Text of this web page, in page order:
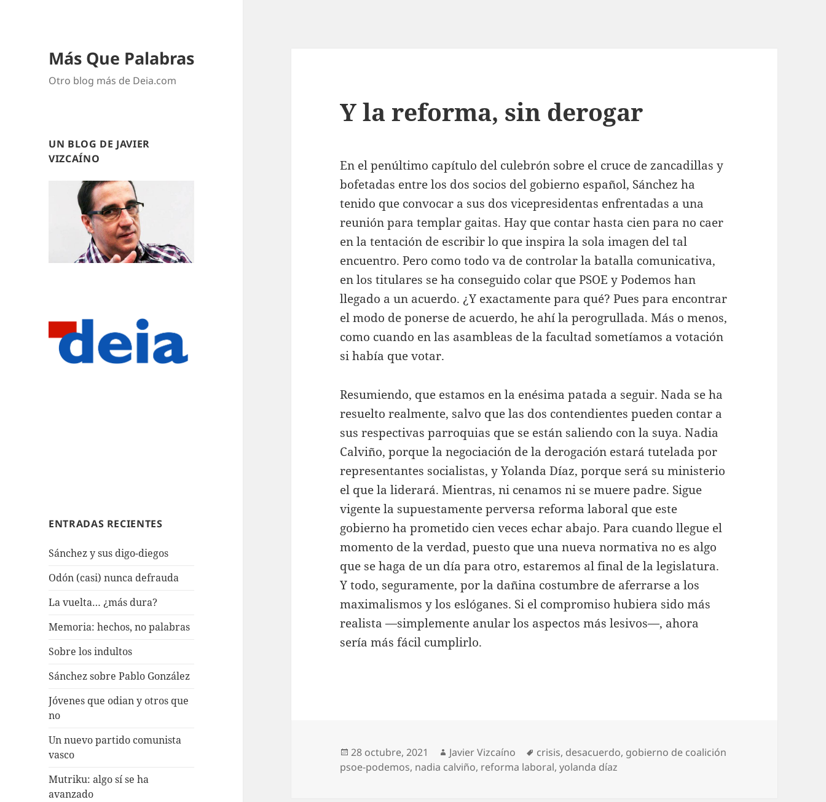
Más Que Palabras
Otro blog más de Deia.com
UN BLOG DE JAVIER
VIZCAÍNO
ENTRADAS RECIENTES
Sánchez y sus digo-diegos
Odón (casi) nunca defrauda
La vuelta… ¿más dura?
Memoria: hechos, no palabras
Sobre los indultos
Sánchez sobre Pablo González
Jóvenes que odian y otros que
no
Un nuevo partido comunista
vasco
Mutriku: algo sí se ha
avanzado
Y la reforma, sin derogar
En el penúltimo capítulo del culebrón sobre el cruce de zancadillas y
bofetadas entre los dos socios del gobierno español, Sánchez ha
tenido que convocar a sus dos vicepresidentas enfrentadas a una
reunión para templar gaitas. Hay que contar hasta cien para no caer
en la tentación de escribir lo que inspira la sola imagen del tal
encuentro. Pero como todo va de controlar la batalla comunicativa,
en los titulares se ha conseguido colar que PSOE y Podemos han
llegado a un acuerdo. ¿Y exactamente para qué? Pues para encontrar
el modo de ponerse de acuerdo, he ahí la perogrullada. Más o menos,
como cuando en las asambleas de la facultad sometíamos a votación
si había que votar.
Resumiendo, que estamos en la enésima patada a seguir. Nada se ha
resuelto realmente, salvo que las dos contendientes pueden contar a
sus respectivas parroquias que se están saliendo con la suya. Nadia
Calviño, porque la negociación de la derogación estará tutelada por
representantes socialistas, y Yolanda Díaz, porque será su ministerio
el que la liderará. Mientras, ni cenamos ni se muere padre. Sigue
vigente la supuestamente perversa reforma laboral que este
gobierno ha prometido cien veces echar abajo. Para cuando llegue el
momento de la verdad, puesto que una nueva normativa no es algo
que se haga de un día para otro, estaremos al final de la legislatura.
Y todo, seguramente, por la dañina costumbre de aferrarse a los
maximalismos y los eslóganes. Si el compromiso hubiera sido más
realista —simplemente anular los aspectos más lesivos—, ahora
sería más fácil cumplirlo.
Publicado
el
28 octubre, 2021 Autor
Javier Vizcaíno Etiquetas
crisis, desacuerdo, gobierno de coalición
psoe-podemos, nadia calviño, reforma laboral,yolanda díaz